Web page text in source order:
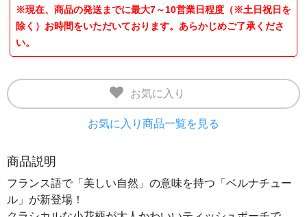
※現在、商品の発送までに最大7～10営業日程度（※土日祝日を
除く）お時間をいただいております。あらかじめご了承くださ
い。
お気に入り
お気に入り商品一覧を見る
商品説明
フランス語で「美しい自然」の意味を持つ「ベルナチュー
ル」が新登場！